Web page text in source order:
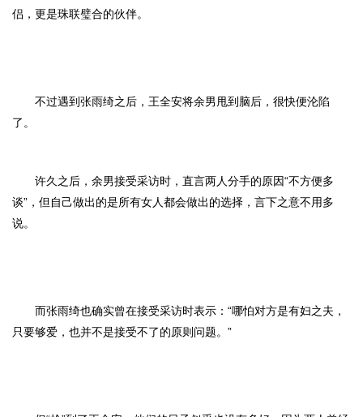
侣，更是珠联璧合的伙伴。
不过遇到张雨绮之后，王全安将余男甩到脑后，很快便沦陷
了。
许久之后，余男接受采访时，直言两人分手的原因“不方便多
谈”，但自己做出的是所有女人都会做出的选择，言下之意不用多
说。
而张雨绮也确实曾在接受采访时表示：“哪怕对方是有妇之夫，
只要够爱，也并不是接受不了的原则问题。”